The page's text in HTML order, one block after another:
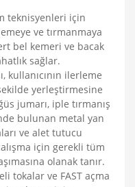
teknisyenleri için
ve tırmanmaya
bel kemeri ve bacak
sağlar.
kullanıcının ilerleme
yerleştirmesine
jumarı, iple tırmanış
bulunan metal yan
ve alet tutucu
için gerekli tüm
olanak tanır.
tokalar ve FAST açma